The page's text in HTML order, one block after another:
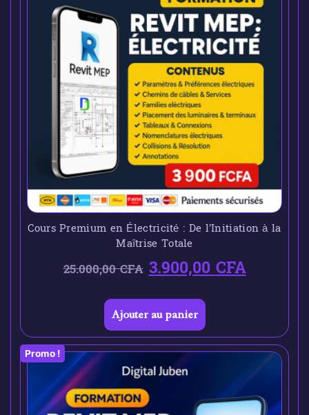
Cours Premium en Électricité : De l’Initiation à la
Maîtrise Totale
25.000,00CFA 3.900,00CFA
Ajouter au panier
Promo !